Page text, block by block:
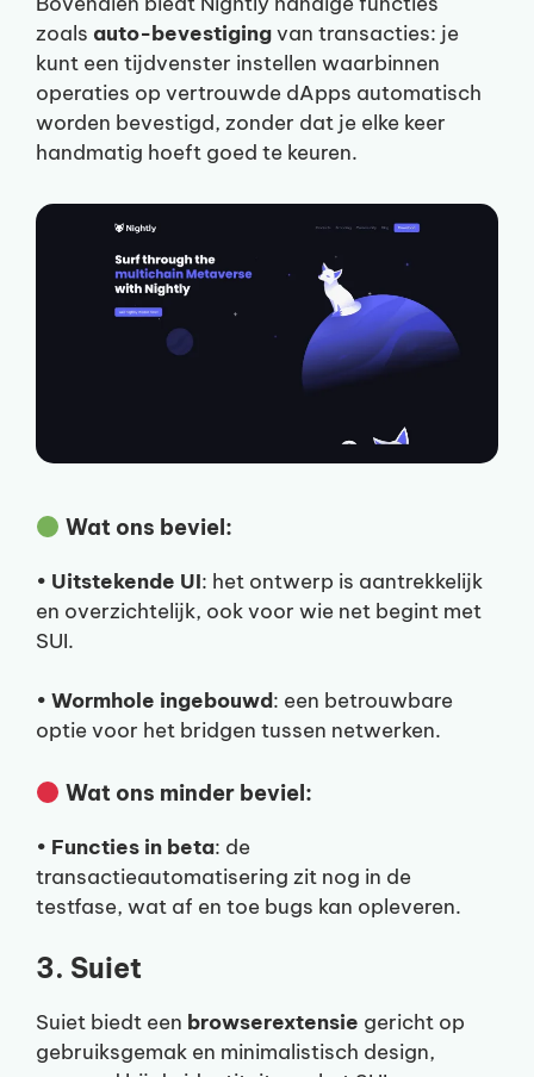
zoals auto-bevestigingvan transacties: je
kunt een tijdvenster instellen waarbinnen
operaties op vertrouwde dApps automatisch
worden bevestigd, zonder dat je elke keer
handmatig hoeft goed te keuren.
Wat ons beviel:
• Uitstekende UI: het ontwerp is aantrekkelijk
en overzichtelijk, ook voor wie net begint met
SUI.
• Wormhole ingebouwd: een betrouwbare
optie voor het bridgen tussen netwerken.
Wat ons minder beviel:
• Functies in beta: de
transactieautomatisering zit nog in de
testfase, wat af en toe bugs kan opleveren.
3. Suiet
Suiet biedt een browserextensie gericht op
gebruiksgemak en minimalistisch design,